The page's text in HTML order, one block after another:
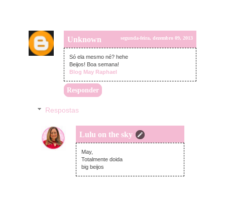
Unknown segunda-feira, dezembro 09, 2013
Só ela mesmo né? hehe
Beijos! Boa semana!
Blog May Raphael
Responder
Respostas
Lulu on the sky
terça-feira, dezembro 10, 2013
May,
Totalmente doida
big beijos